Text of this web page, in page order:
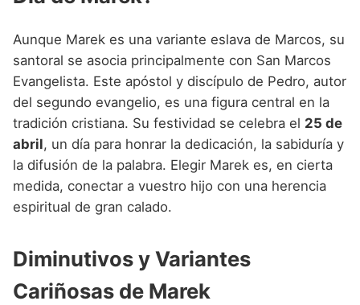
Aunque Marek es una variante eslava de Marcos, su
santoral se asocia principalmente con San Marcos
Evangelista. Este apóstol y discípulo de Pedro, autor
del segundo evangelio, es una figura central en la
tradición cristiana. Su festividad se celebra el 25 de
abril, un día para honrar la dedicación, la sabiduría y
la difusión de la palabra. Elegir Marek es, en cierta
medida, conectar a vuestro hijo con una herencia
espiritual de gran calado.
Diminutivos y Variantes
Cariñosas de Marek